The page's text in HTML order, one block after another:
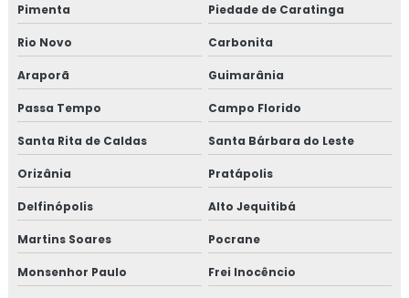
Pimenta Piedade de Caratinga
Rio Novo Carbonita
Araporã Guimarânia
Passa Tempo Campo Florido
Santa Rita de Caldas Santa Bárbara do Leste
Orizânia Pratápolis
Delfinópolis Alto Jequitibá
Martins Soares Pocrane
Monsenhor Paulo Frei Inocêncio